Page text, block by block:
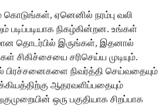
கொடுங்கள், ஏனெனில் நரம்பு வலி
படிப்படியாக நிகழ்கின்றன. உங்கள்
தொடர்பில் இருங்கள், இதனால்
சரிசெய்ய முடியும்.
பிரச்சனைகளை நிவர்த்தி செய்வதையும்
ஆதரவளிப்பதையும்
ஒரு பகுதியாக சிறப்பாக